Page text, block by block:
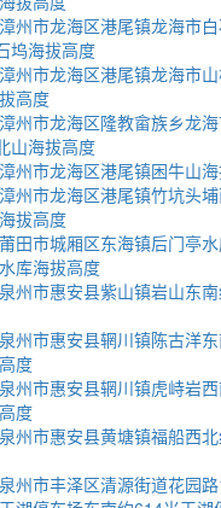
州市龙海区港尾镇龙海市
坞海拔高度
州市龙海区港尾镇龙海市
高度
州市龙海区隆教畲族乡龙
山海拔高度
州市龙海区港尾镇困牛山
州市龙海区港尾镇竹坑头
拔高度
田市城厢区东海镇后门亭
库海拔高度
州市惠安县紫山镇岩山东
州市惠安县辋川镇陈古洋
度
州市惠安县辋川镇虎峙岩
度
州市惠安县黄塘镇福船西
州市丰泽区清源街道花园